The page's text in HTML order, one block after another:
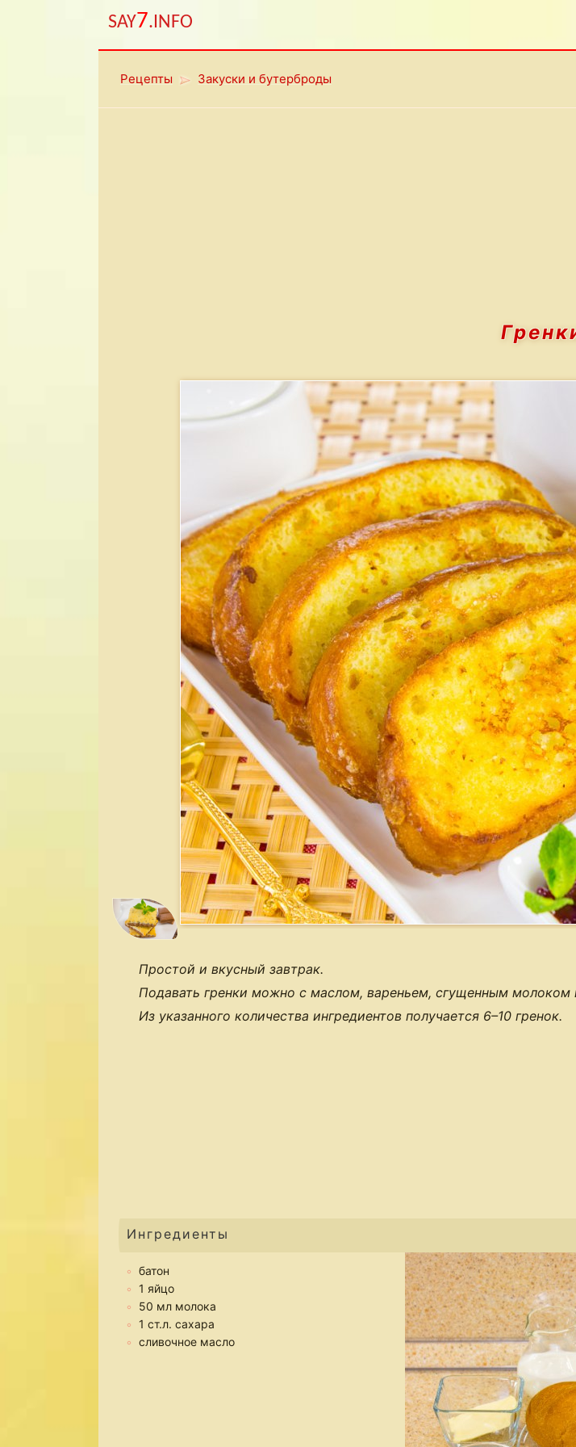
SAY7.INFO
Рецепты Закуски и бутерброды
Простой и вкусный завтрак.
Подавать гренки можно с маслом, вареньем, сгущенным молоком
Из указанного количества ингредиентов получается 6–10 гренок.
Ингредиенты
батон
1 яйцо
50 мл молока
1 ст.л. сахара
сливочное масло